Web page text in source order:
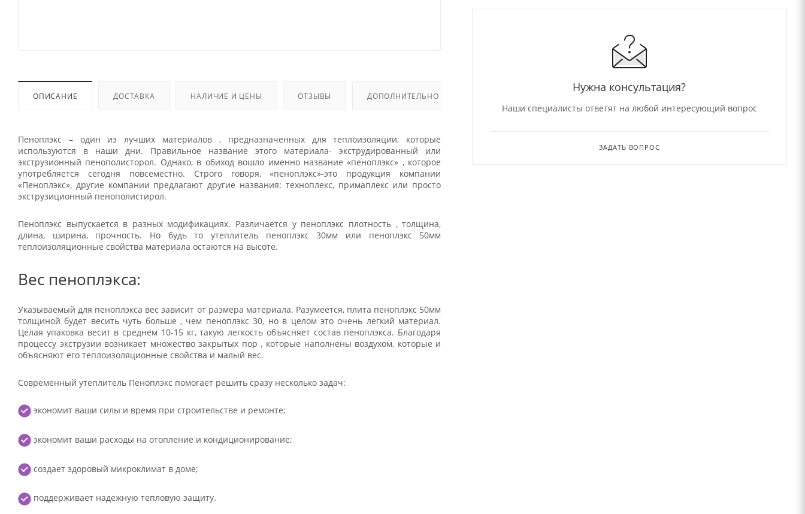
ОПИСАНИЕ ДОСТАВКА НАЛИЧИЕ И ЦЕНЫ ОТЗЫВЫ ДОПОЛНИТЕЛЬНО
Пеноплэкс – один из лучших материалов , предназначенных для теплоизоляции, которые
используются в наши дни. Правильное название этого материала- экструдированный или
экструзионный пенополисторол. Однако, в обиход вошло именно название «пеноплэкс» , которое
употребляется сегодня повсеместно. Строго говоря, «пеноплэкс»-это продукция компании
«Пеноплэкс», другие компании предлагают другие названия: техноплекс, примаплекс или просто
экструзиционный пенополистирол.
Пеноплэкс выпускается в разных модификациях. Различается у пеноплэкс плотность , толщина,
длина, ширина, прочность. Но будь то утеплитель пеноплэкс 30мм или пеноплэкс 50мм
теплоизоляционные свойства материала остаются на высоте.
Вес пеноплэкса:
Указываемый для пеноплэкса вес зависит от размера материала. Разумеется, плита пеноплэкс 50мм
толщиной будет весить чуть больше , чем пеноплэкс 30, но в целом это очень легкий материал.
Целая упаковка весит в среднем 10-15 кг, такую легкость объясняет состав пеноплэкса. Благодаря
процессу экструзии возникает множество закрытых пор , которые наполнены воздухом, которые и
объясняют его теплоизоляционные свойства и малый вес.
Современный утеплитель Пеноплэкс помогает решить сразу несколько задач:
экономит ваши силы и время при строительстве и ремонте;
экономит ваши расходы на отопление и кондиционирование;
создает здоровый микроклимат в доме;
поддерживает надежную тепловую защиту.
Нужна консультация?
Наши специалисты ответят на любой интересующий вопрос
ЗАДАТЬ ВОПРОС